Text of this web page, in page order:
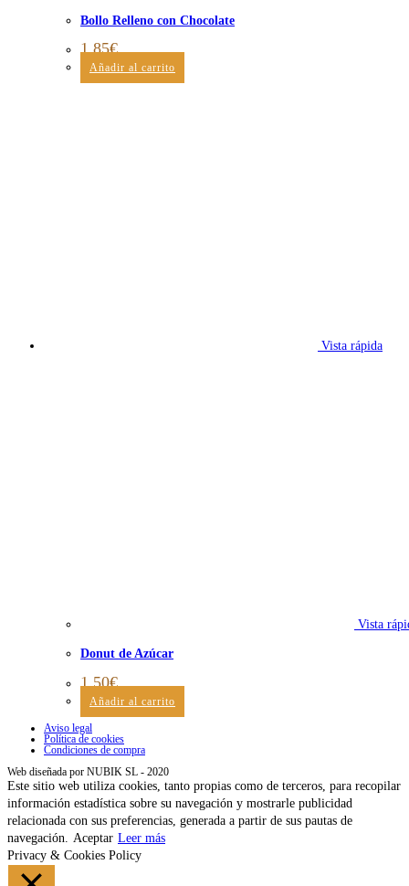
Bollo Relleno con Chocolate
1,85€
Añadir al carrito
Vista rápida
Vista
Donut de Azúcar
1,50€
Añadir al carrito
Aviso legal
Política de cookies
Condiciones de compra
Web diseñada por NUBIK SL - 2020
Este sitio web utiliza cookies, tanto propias como de terceros, para recopilar
información estadística sobre su navegación y mostrarle publicidad
relacionada con sus preferencias, generada a partir de sus pautas de
navegación.
Aceptar Leer más
Privacy & Cookies Policy